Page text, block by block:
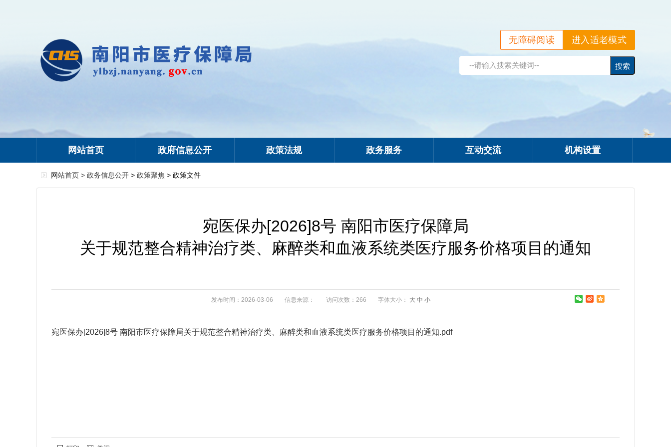
进入适老模式
无障碍阅读
网站首页 政府信息公开 政策法规 政务服务 互动交流 机构设置
网站首页 > 政务信息公开 > 政策聚焦 > 政策文件
宛医保办[2026]8号 南阳市医疗保障局
关于规范整合精神治疗类、麻醉类和血液系统类医疗服务价格项目的通知
发布时间：2026-03-06 信息来源： 访问次数：266 字体大小： 大 中 小
宛医保办[2026]8号 南阳市医疗保障局关于规范整合精神治疗类、麻醉类和血液系统类医疗服务价格项目的通知.pdf